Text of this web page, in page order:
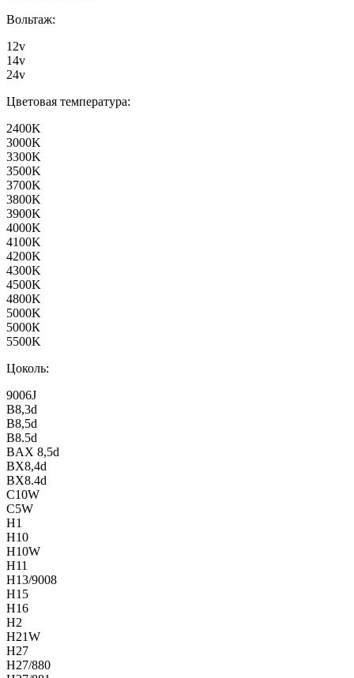
Вольтаж:
12v
14v
24v
Цветовая температура:
2400K
3000K
3300K
3500K
3700K
3800K
3900K
4000K
4100K
4200K
4300K
4500K
4800K
5000K
5000К
5500K
Цоколь:
9006J
B8,3d
B8,5d
B8.5d
BAX 8,5d
BX8,4d
BX8.4d
C10W
C5W
H1
H10
H10W
H11
H13/9008
H15
H16
H2
H21W
H27
H27/880